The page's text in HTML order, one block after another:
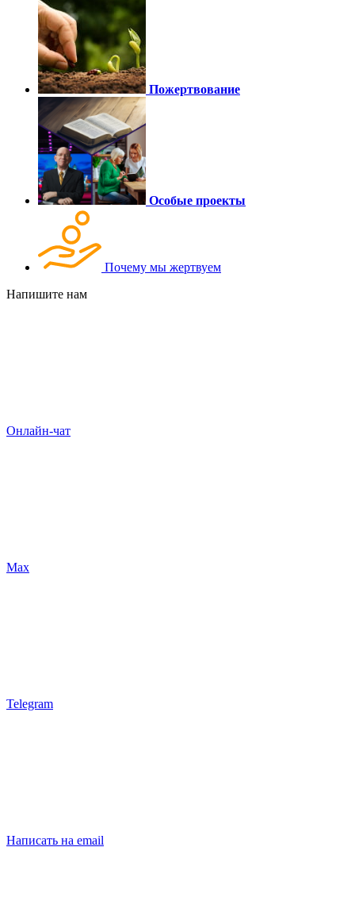
Пожертвование
Особые проекты
Почему мы жертвуем
Напишите нам
Онлайн-чат
Max
Telegram
Написать на email